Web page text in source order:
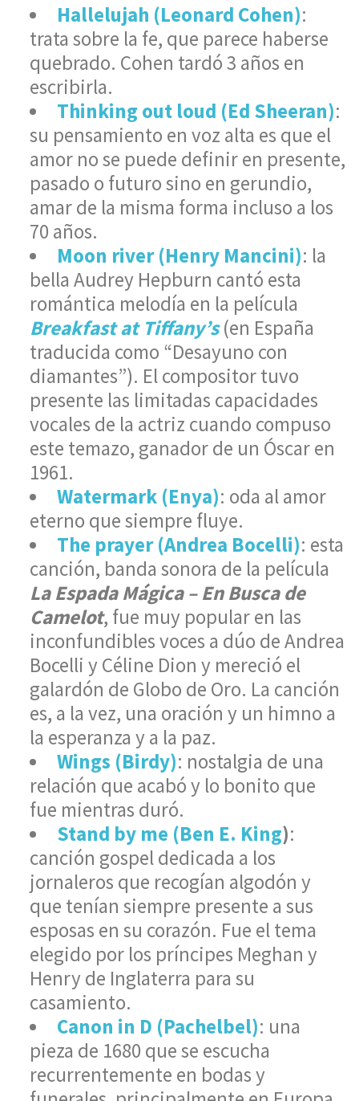
Hallelujah (Leonard Cohen):
trata sobre la fe, que parece haberse
quebrado. Cohen tardó 3 años en
escribirla.
Thinking out loud (Ed Sheeran):
su pensamiento en voz alta es que el
amor no se puede definir en presente,
pasado o futuro sino en gerundio,
amar de la misma forma incluso a los
70 años.
Moon river (Henry Mancini): la
bella Audrey Hepburn cantó esta
romántica melodía en la película
Breakfast at Tiffany’s(en España
traducida como “Desayuno con
diamantes”). El compositor tuvo
presente las limitadas capacidades
vocales de la actriz cuando compuso
este temazo, ganador de un Óscar en
1961.
Watermark (Enya): oda al amor
eterno que siempre fluye.
The prayer (Andrea Bocelli): esta
canción, banda sonora de la película
La Espada Mágica – En Busca de
Camelot, fue muy popular en las
inconfundibles voces a dúo de Andrea
Bocelli y Céline Dion y mereció el
galardón de Globo de Oro. La canción
es, a la vez, una oración y un himno a
la esperanza y a la paz.
Wings (Birdy): nostalgia de una
relación que acabó y lo bonito que
fue mientras duró.
Stand by me (Ben E. King):
canción gospel dedicada a los
jornaleros que recogían algodón y
que tenían siempre presente a sus
esposas en su corazón. Fue el tema
elegido por los príncipes Meghan y
Henry de Inglaterra para su
casamiento.
Canon in D (Pachelbel): una
pieza de 1680 que se escucha
recurrentemente en bodas y